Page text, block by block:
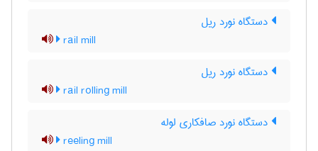
دستگاه نورد ریل
rail mill
دستگاه نورد ریل
rail rolling mill
دستگاه نورد صافکاری لوله
reeling mill